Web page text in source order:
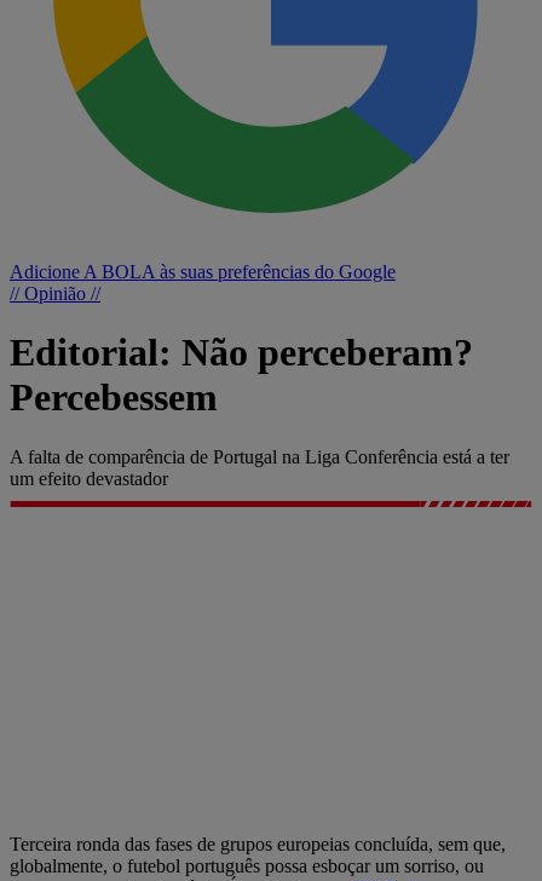
Adicione A BOLA às suas preferências do Google
// Opinião //
Editorial: Não perceberam?
Percebessem
A falta de comparência de Portugal na Liga Conferência está a ter
um efeito devastador
Terceira ronda das fases de grupos europeias concluída, sem que,
globalmente, o futebol português possa esboçar um sorriso, ou